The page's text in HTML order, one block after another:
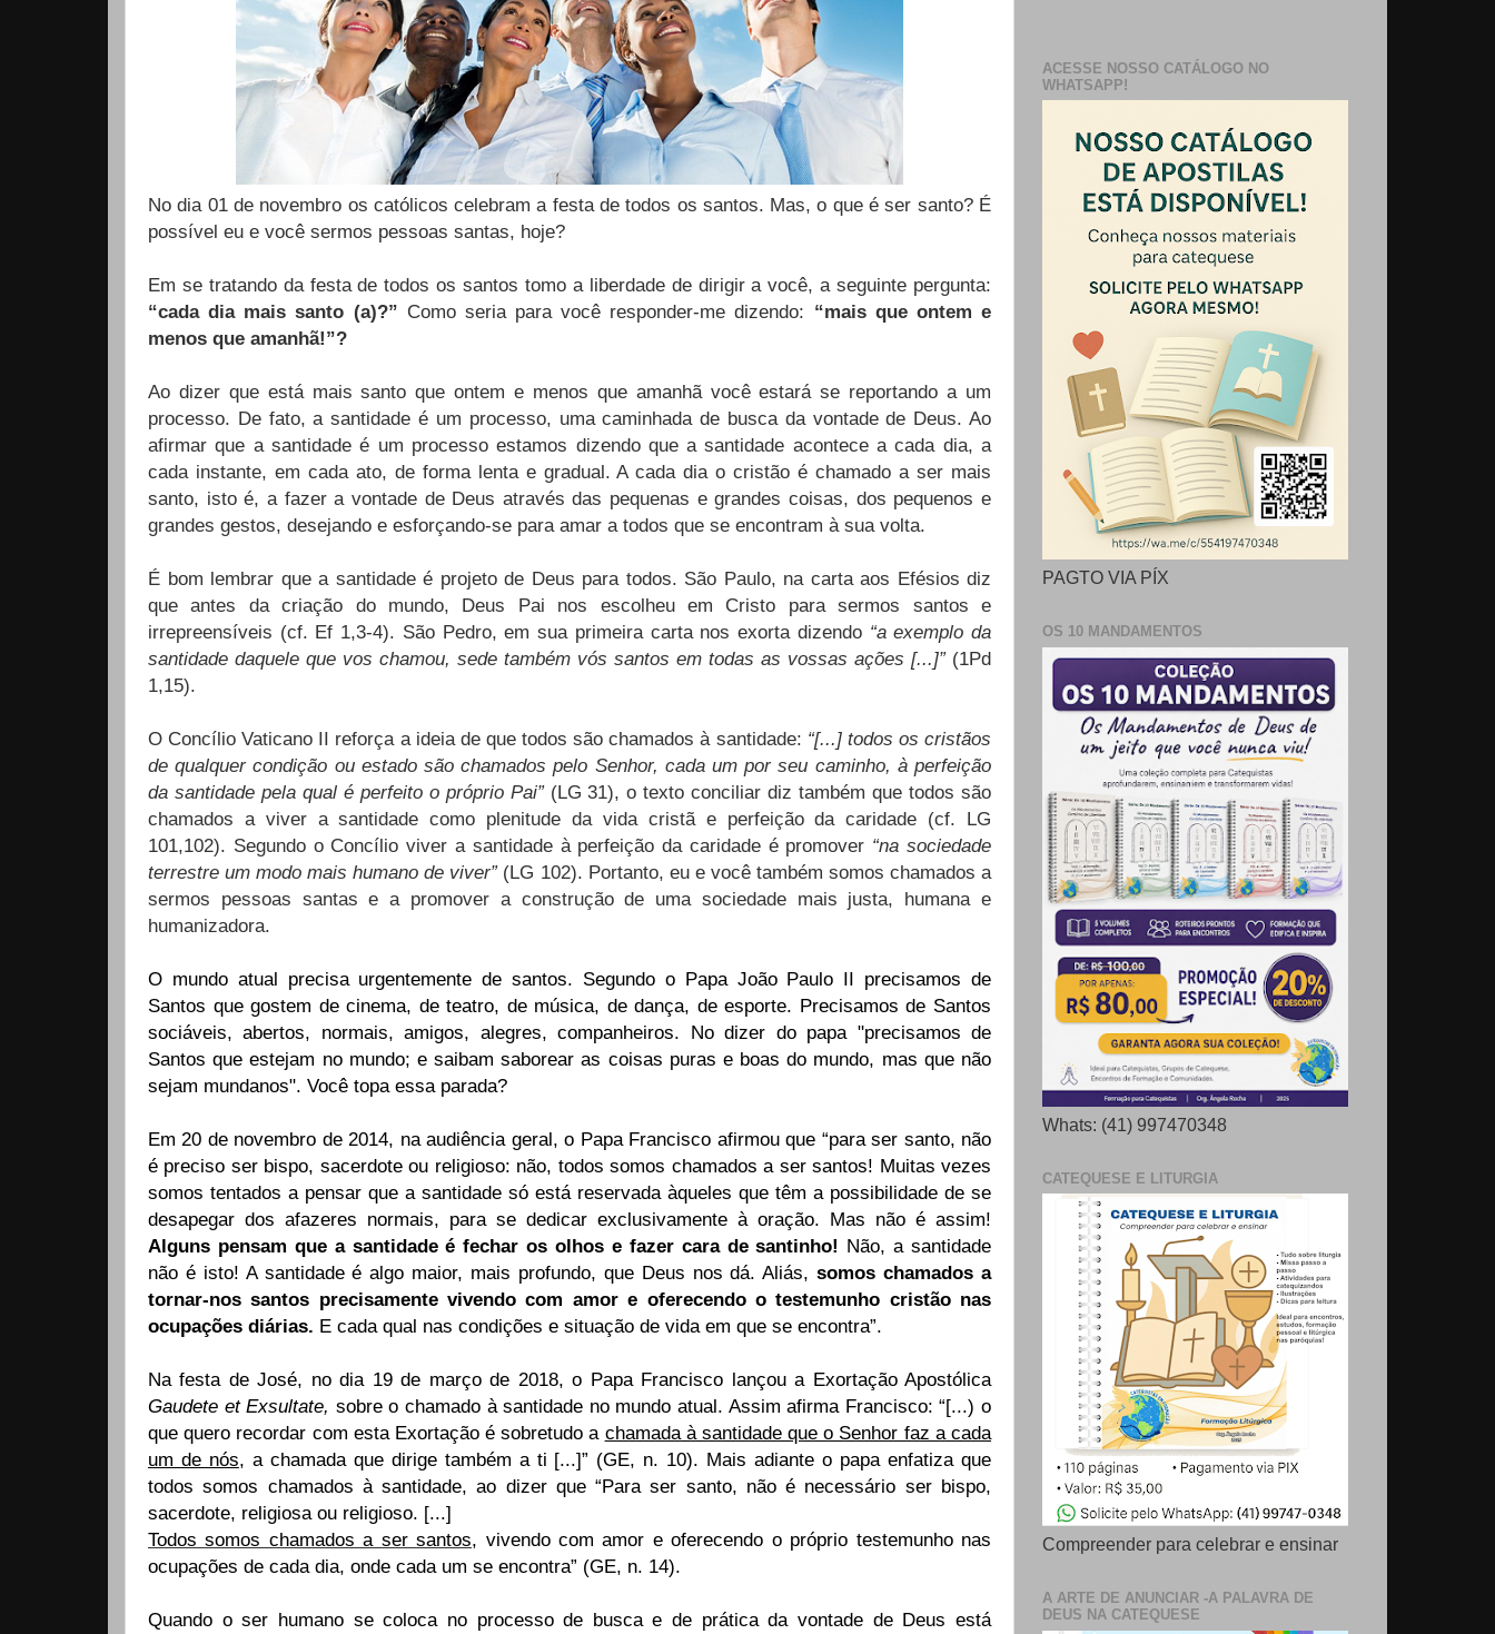
No dia 01 de novembro os católicos celebram a festa de todos os santos. Mas, o que é ser santo? É
possível eu e você sermos pessoas santas, hoje?
Em se tratando da festa de todos os santos tomo a liberdade de dirigir a você, a seguinte pergunta:
“cada dia mais santo (a)?” Como seria para você responder-me dizendo: “mais que ontem e
menos que amanhã!”?
Ao dizer que está mais santo que ontem e menos que amanhã você estará se reportando a um
processo. De fato, a santidade é um processo, uma caminhada de busca da vontade de Deus. Ao
afirmar que a santidade é um processo estamos dizendo que a santidade acontece a cada dia, a
cada instante, em cada ato, de forma lenta e gradual. A cada dia o cristão é chamado a ser mais
santo, isto é, a fazer a vontade de Deus através das pequenas e grandes coisas, dos pequenos e
grandes gestos, desejando e esforçando-se para amar a todos que se encontram à sua volta.
É bom lembrar que a santidade é projeto de Deus para todos. São Paulo, na carta aos Efésios diz
que antes da criação do mundo, Deus Pai nos escolheu em Cristo para sermos santos e
irrepreensíveis (cf. Ef 1,3-4). São Pedro, em sua primeira carta nos exorta dizendo “a exemplo da
santidade daquele que vos chamou, sede também vós santos em todas as vossas ações [...]”(1Pd
1,15).
O Concílio Vaticano II reforça a ideia de que todos são chamados à santidade: “[...] todos os cristãos
de qualquer condição ou estado são chamados pelo Senhor, cada um por seu caminho, à perfeição
da santidade pela qual é perfeito o próprio Pai” (LG 31), o texto conciliar diz também que todos são
chamados a viver a santidade como plenitude da vida cristã e perfeição da caridade (cf. LG
101,102). Segundo o Concílio viver a santidade à perfeição da caridade é promover “na sociedade
terrestre um modo mais humano de viver” (LG 102). Portanto, eu e você também somos chamados a
sermos pessoas santas e a promover a construção de uma sociedade mais justa, humana e
humanizadora.
O mundo atual precisa urgentemente de santos. Segundo o Papa João Paulo II precisamos de
Santos que gostem de cinema, de teatro, de música, de dança, de esporte. Precisamos de Santos
sociáveis, abertos, normais, amigos, alegres, companheiros. No dizer do papa "precisamos de
Santos que estejam no mundo; e saibam saborear as coisas puras e boas do mundo, mas que não
sejam mundanos". Você topa essa parada?
Em 20 de novembro de 2014, na audiência geral, o Papa Francisco afirmou que “para ser santo, não
é preciso ser bispo, sacerdote ou religioso: não, todos somos chamados a ser santos! Muitas vezes
somos tentados a pensar que a santidade só está reservada àqueles que têm a possibilidade de se
desapegar dos afazeres normais, para se dedicar exclusivamente à oração. Mas não é assim!
Alguns pensam que a santidade é fechar os olhos e fazer cara de santinho! Não, a santidade
não é isto! A santidade é algo maior, mais profundo, que Deus nos dá. Aliás,somos chamados a
tornar-nos santos precisamente vivendo com amor e oferecendo o testemunho cristão nas
ocupações diárias. E cada qual nas condições e situação de vida em que se encontra”.
Na festa de José, no dia 19 de março de 2018, o Papa Francisco lançou a Exortação Apostólica
Gaudete et Exsultate, sobre o chamado à santidade no mundo atual. Assim afirma Francisco: “[...) o
que quero recordar com esta Exortação é sobretudo a chamada à santidade que o Senhor faz a cada
um de nós, a chamada que dirige também a ti [...]” (GE, n. 10). Mais adiante o papa enfatiza que
todos somos chamados à santidade, ao dizer que “Para ser santo, não é necessário ser bispo,
sacerdote, religiosa ou religioso. [...]
Todos somos chamados a ser santos, vivendo com amor e oferecendo o próprio testemunho nas
ocupações de cada dia, onde cada um se encontra” (GE, n. 14).
Quando o ser humano se coloca no processo de busca e de prática da vontade de Deus está
ACESSE NOSSO CATÁLOGO NO
WHATSAPP!
PAGTO VIA PÍX
OS 10 MANDAMENTOS
Whats: (41) 997470348
CATEQUESE E LITURGIA
Compreender para celebrar e ensinar
A ARTE DE ANUNCIAR -A PALAVRA DE
DEUS NA CATEQUESE